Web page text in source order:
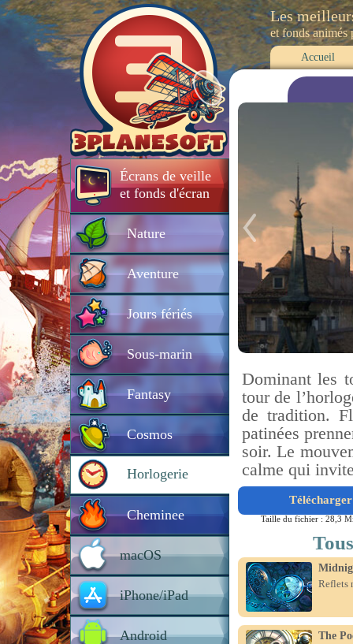
Écrans de veille
et fonds d'écran
Nature
Aventure
Jours fériés
Sous-marin
Fantasy
Cosmos
Horlogerie
Cheminee
macOS
iPhone/iPad
Android
Les
et fonds
Accueil
Dominant les
tour de
de tradition.
patinées
soir. Le
calme qui
Taille du fichier : 28,3
Reflets
The